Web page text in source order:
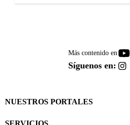
Más contenido en
Síguenos en:
NUESTROS PORTALES
SERVICIOS